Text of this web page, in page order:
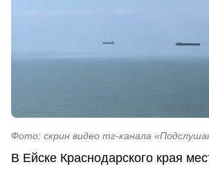
Фото: скрин видео тг-канала
В Ейске Краснодарского края